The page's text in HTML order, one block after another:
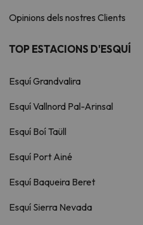
Opinions dels nostres Clients
TOP ESTACIONS D'ESQUÍ
Esquí Grandvalira
Esquí Vallnord Pal-Arinsal
Esquí Boí Taüll
Esquí Port Ainé
Esquí Baqueira Beret
Esquí Sierra Nevada